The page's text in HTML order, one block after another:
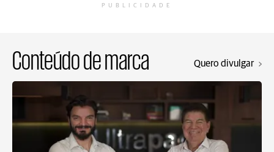
PUBLICIDADE
Conteúdo de marca Quero divulgar